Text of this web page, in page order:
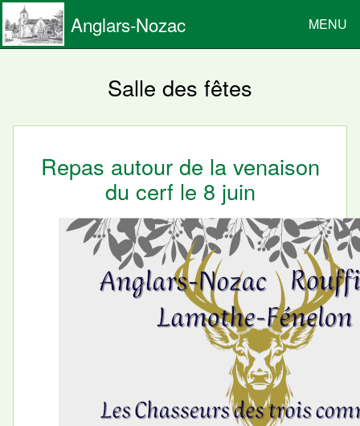
Anglars-Nozac MENU
Salle des fêtes
Repas autour de la venaison
du cerf le 8 juin